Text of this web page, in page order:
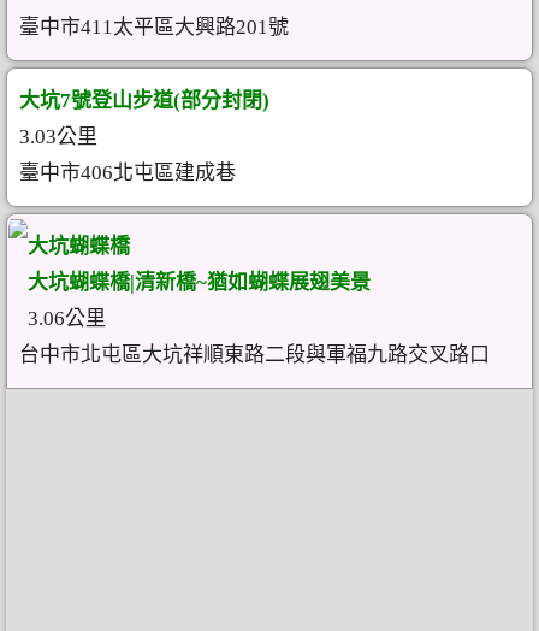
臺中市411太平區大興路201號
大坑7號登山步道(部分封閉)
3.03公里
臺中市406北屯區建成巷
大坑蝴蝶橋
大坑蝴蝶橋|清新橋~猶如蝴蝶展翅美景
3.06公里
台中市北屯區大坑祥順東路二段與軍福九路交叉路口